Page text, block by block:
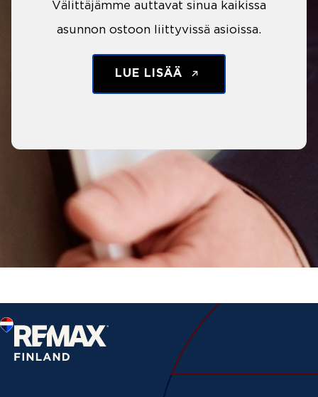
Välittäjämme auttavat sinua kaikissa
asunnon ostoon liittyvissä asioissa.
LUE LISÄÄ